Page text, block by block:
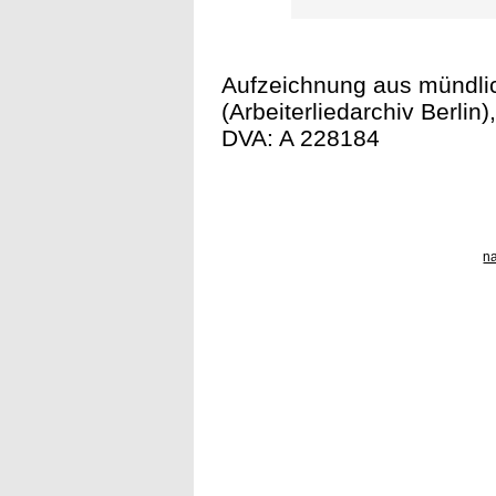
Aufzeichnung aus
(Arbeiterliedarchiv
DVA: A 228184